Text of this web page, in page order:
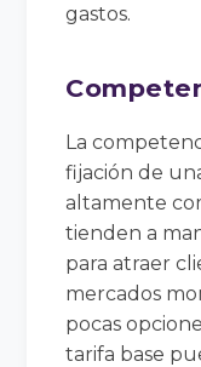
gastos.
La
fijación de
altamente
tienden a
para atraer
mercados
pocas
tarifa base